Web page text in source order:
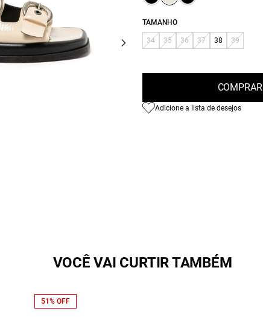
TAMANHO
34 35 36 37 38 39
COMPRAR
Adicione a lista de desejos
VOCÊ VAI CURTIR TAMBÉM
51% OFF